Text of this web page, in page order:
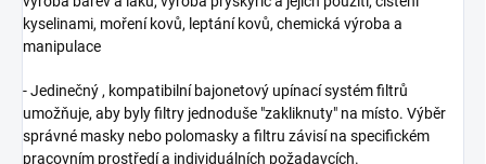
kyselinami, moření kovů, leptání kovů, chemická výroba a
manipulace
- Jedinečný , kompatibilní bajonetový upínací systém filtrů
umožňuje, aby byly filtry jednoduše "zakliknuty" na místo. Výběr
správné masky nebo polomasky a filtru závisí na specifickém
pracovním prostředí a individuálních požadavcích.